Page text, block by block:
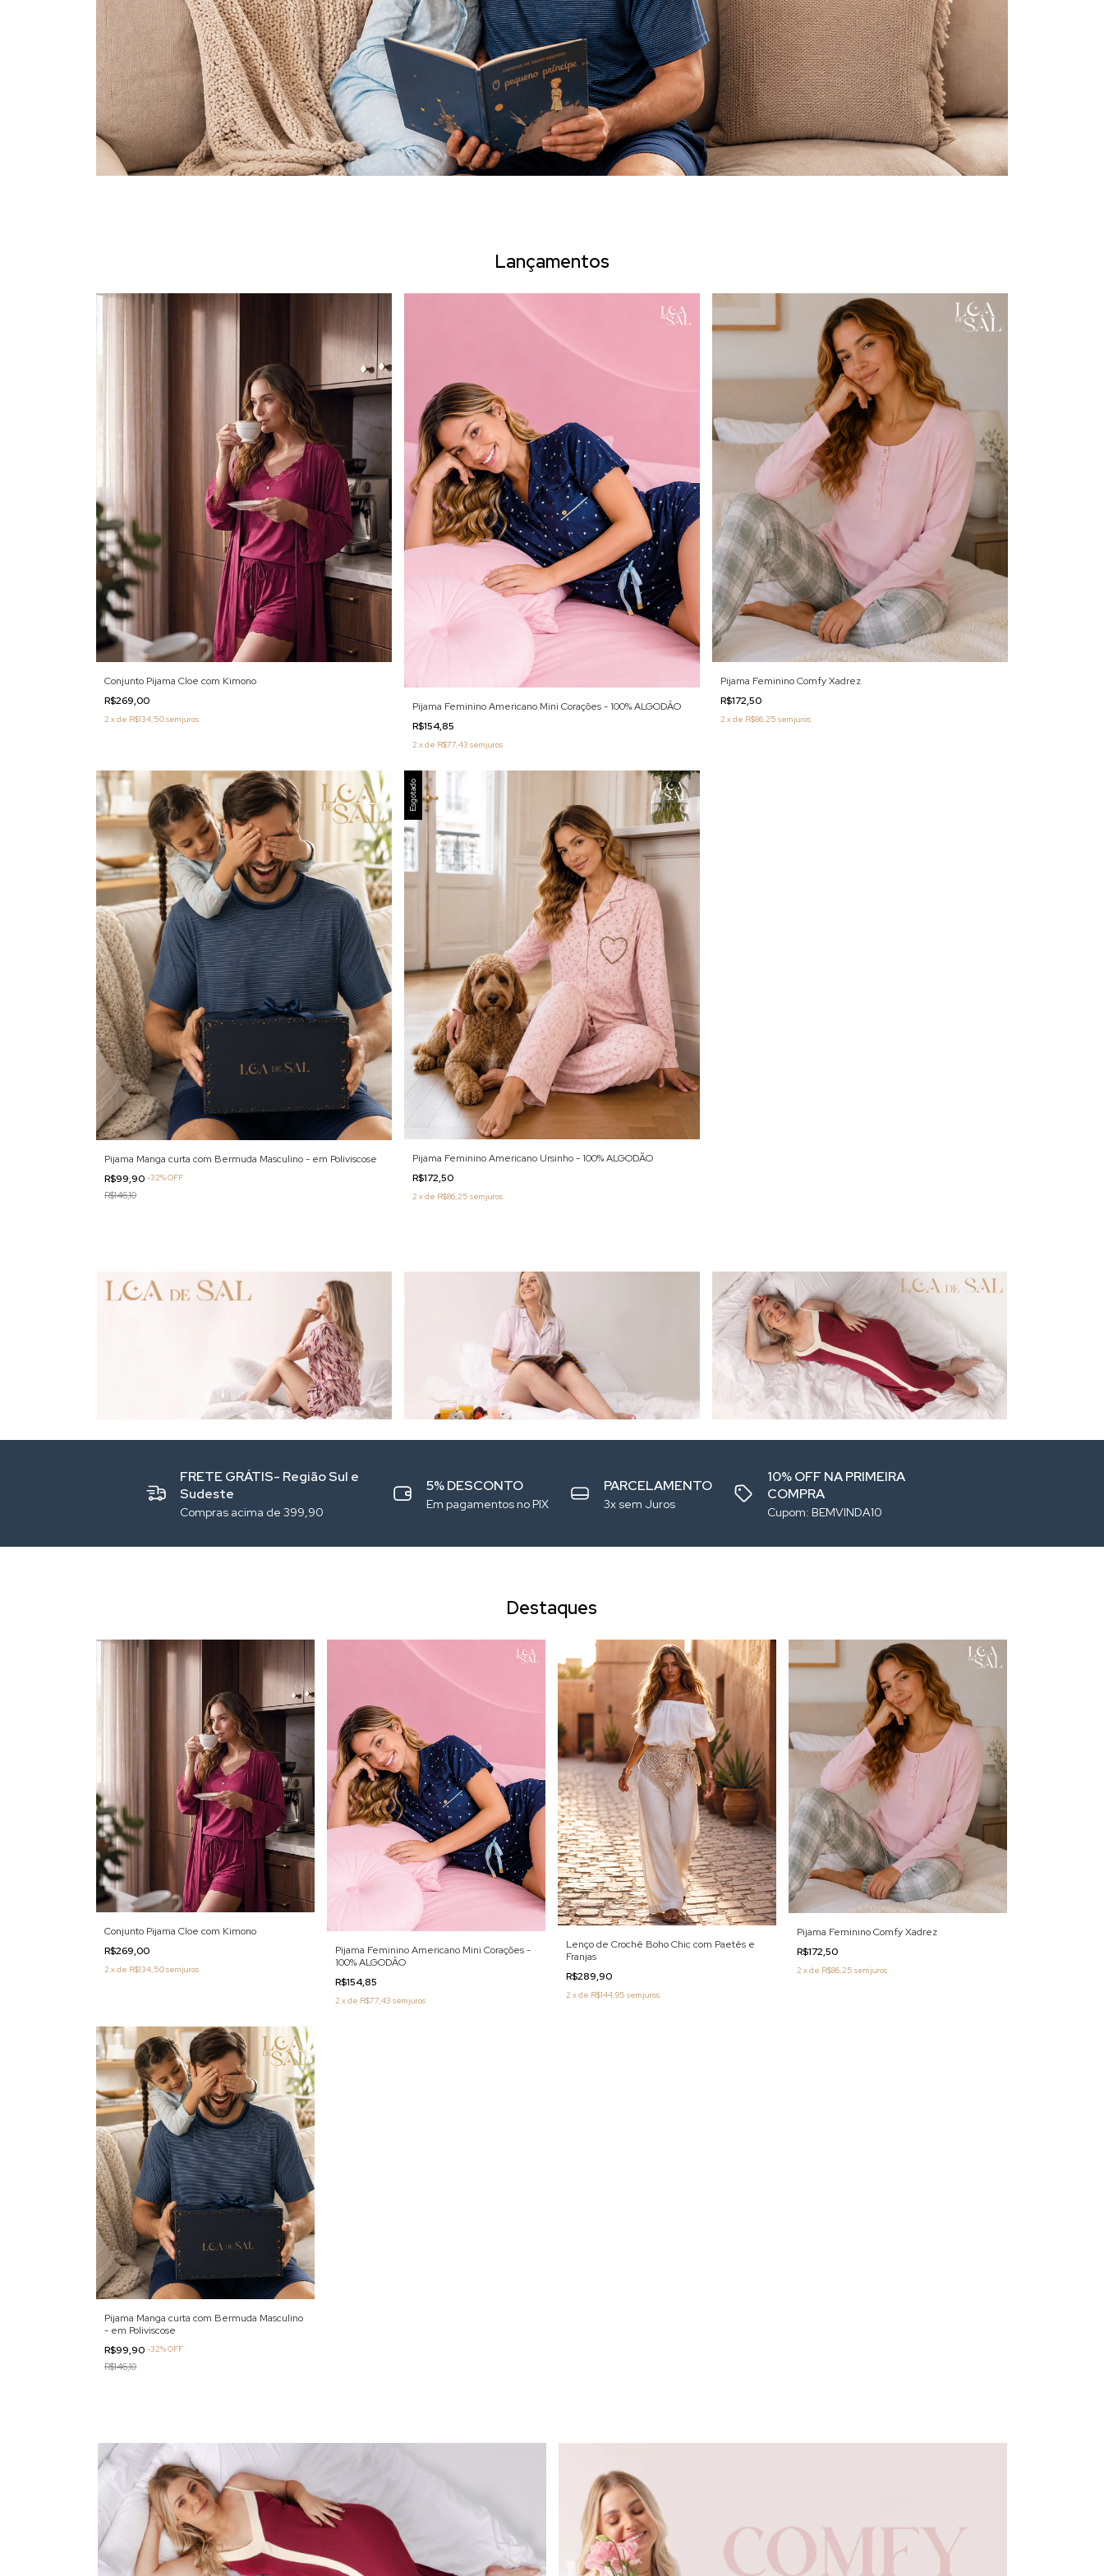
Lançamentos
Conjunto Pijama Cloe com Kimono
R$269,00
2 xde R$134,50sem juros
Pijama Feminino Americano Mini Corações - 100% ALGODÂO
R$154,85
2 xde R$77,43 sem juros
Pijama Feminino Comfy Xadrez
R$172,50
2 xde R$86,25 sem juros
Pijama Manga curta com Bermuda Masculino - em Poliviscose
R$99,90 -32%OFF
R$146,10
Esgotado
Pijama Feminino Americano Ursinho - 100% ALGODÃO
R$172,50
2 xde R$86,25 sem juros
FRETE GRÁTIS- Região Sul e
Sudeste
Compras acima de 399,90
5% DESCONTO
Em pagamentos no PIX
PARCELAMENTO
3x sem Juros
10% OFF NA PRIMEIRA
COMPRA
Cupom: BEMVINDA10
Destaques
Conjunto Pijama Cloe com Kimono
R$269,00
2 xde R$134,50sem juros
Pijama Feminino Americano Mini Corações -
100% ALGODÂO
R$154,85
2 xde R$77,43 sem juros
Lenço de Crochê Boho Chic com Paetês e
Franjas
R$289,90
2 xde R$144,95 sem juros
Pijama Feminino Comfy Xadrez
R$172,50
2 xde R$86,25 sem juros
Pijama Manga curta com Bermuda Masculino
- em Poliviscose
R$99,90 -32%OFF
R$146,10